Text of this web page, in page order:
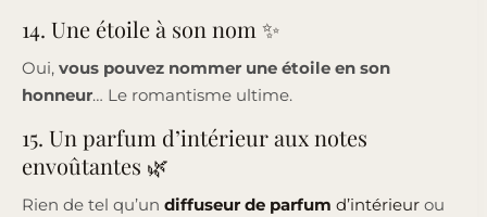
14. Une étoile à son nom ✨
Oui, vous pouvez nommer une étoile en son
honneur… Le romantisme ultime.
15. Un parfum d’intérieur aux notes
envoûtantes 🌿
Rien de tel qu’un diffuseur de parfum d’intérieur ou